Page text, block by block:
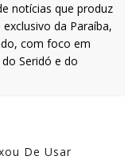
notícias que produz
da Paraíba,
com foco em
Seridó e do
De Usar